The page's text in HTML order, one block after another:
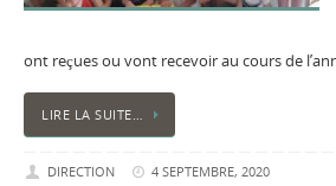
ont reçues ou vont recevoir au cours de
LIRE LA SUITE…
DIRECTION
4 SEPTEMBRE, 2020